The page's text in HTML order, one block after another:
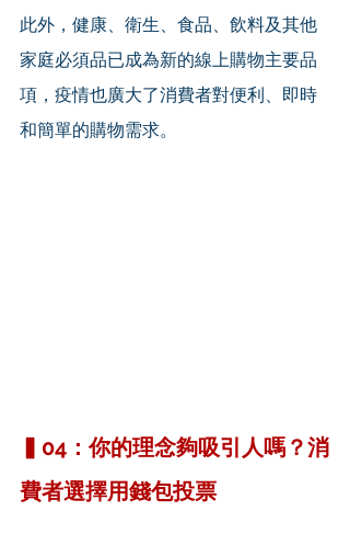
此外，健康、衛生、食品、飲料及其他
家庭必須品已成為新的線上購物主要品
項，疫情也廣大了消費者對便利、即時
和簡單的購物需求。
▍04：你的理念夠吸引人嗎？消
費者選擇用錢包投票